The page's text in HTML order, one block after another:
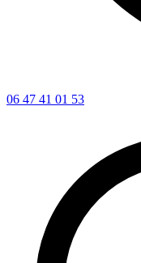
06 47 41 01 53